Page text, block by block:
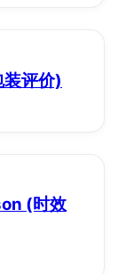
装评价)
(时效